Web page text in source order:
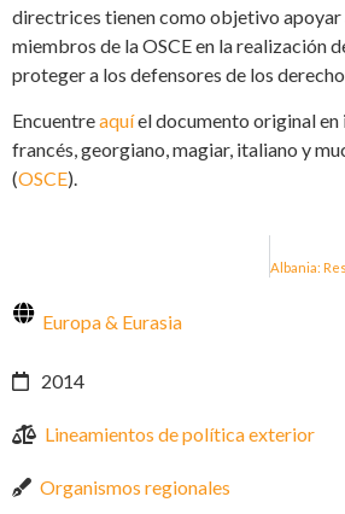
directrices tienen como objetivo apoyar
miembros de la OSCE en la realización
proteger a los defensores de los
Encuentreaquíel documento original en
francés, georgiano, magiar, italiano y
(OSCE).
Europa & Eurasia
2014
Lineamientos de política exterior
Organismos regionales